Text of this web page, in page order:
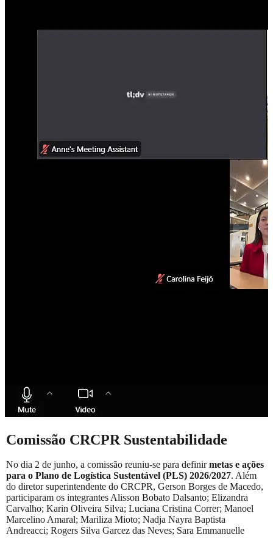
Comissão CRCPR Sustentabilidade
No dia 2 de junho, a comissão reuniu-se para definirmetas e ações
para o Plano de Logística Sustentável (PLS) 2026/2027. Além
do diretor superintendente do CRCPR, Gerson Borges de Macedo,
participaram os integrantes Alisson Bobato Dalsanto; Elizandra
Carvalho; Karin Oliveira Silva; Luciana Cristina Correr; Manoel
Marcelino Amaral; Mariliza Mioto; Nadja Nayra Baptista
Andreacci; Rogers Silva Garcez das Neves; Sara Emmanuelle